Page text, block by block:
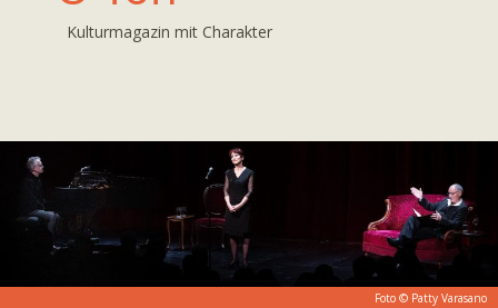
Kulturmagazin mit Charakter
Foto © Patty Varasano